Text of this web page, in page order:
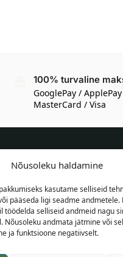
Nõusoleku haldamine
kasutame selliseid
pääseda ligi seadme
töödelda selliseid andmeid nagu
Nõusoleku andmata jätmine või
ja funktsioone negatiivselt.
100% turvaline
GooglePay /
MasterCard / Visa
TEAVE OSTJALE
Tarnetingimused
Tingimused
Privaatsuspoliitika